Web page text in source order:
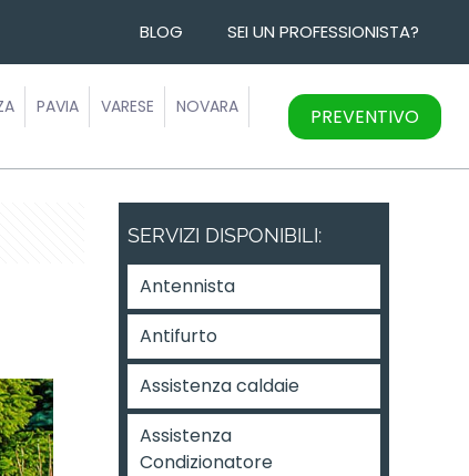
BLOG SEI UN PROFESSIONISTA?
PAVIA VARESE
NOVARA
PREVENTIVO
SERVIZI DISPONIBILI:
Antennista
Antifurto
Assistenza caldaie
Assistenza
Condizionatore